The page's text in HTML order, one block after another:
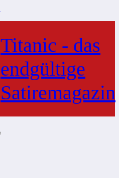
Titanic - das
endgültige
Satiremagazin